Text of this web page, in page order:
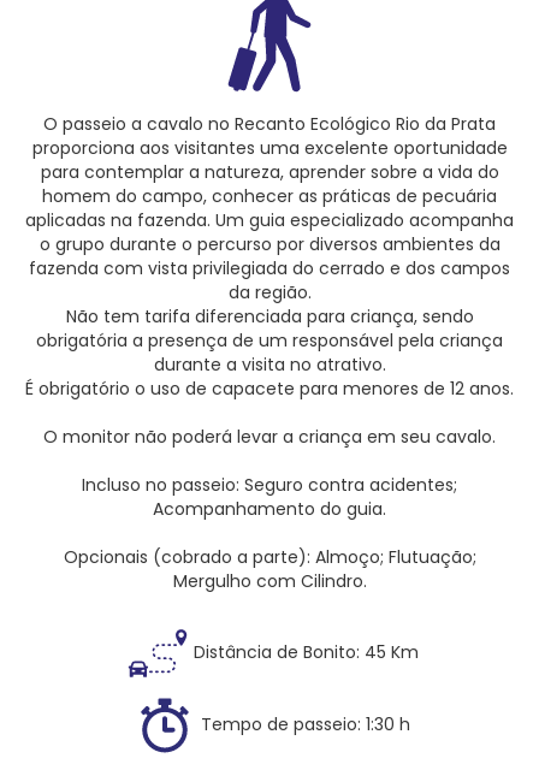
O passeio a cavalo no Recanto Ecológico Rio da Prata
proporciona aos visitantes uma excelente oportunidade
para contemplar a natureza, aprender sobre a vida do
homem do campo, conhecer as práticas de pecuária
aplicadas na fazenda. Um guia especializado acompanha
o grupo durante o percurso por diversos ambientes da
fazenda com vista privilegiada do cerrado e dos campos
da região.
Não tem tarifa diferenciada para criança, sendo
obrigatória a presença de um responsável pela criança
durante a visita no atrativo.
É obrigatório o uso de capacete para menores de 12 anos.
O monitor não poderá levar a criança em seu cavalo.
Incluso no passeio: Seguro contra acidentes;
Acompanhamento do guia.
Opcionais (cobrado a parte): Almoço; Flutuação;
Mergulho com Cilindro.
Distância de Bonito: 45 Km
Tempo de passeio: 1:30 h